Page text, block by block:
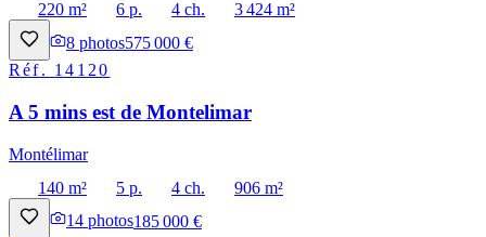
220 m²
6 p. 4 ch.
3 424 m²
8 photos575 000 €
Réf. 14120
A 5 mins est de Montelimar
Montélimar
140 m²
5 p. 4 ch.
906 m²
14 photos185 000 €